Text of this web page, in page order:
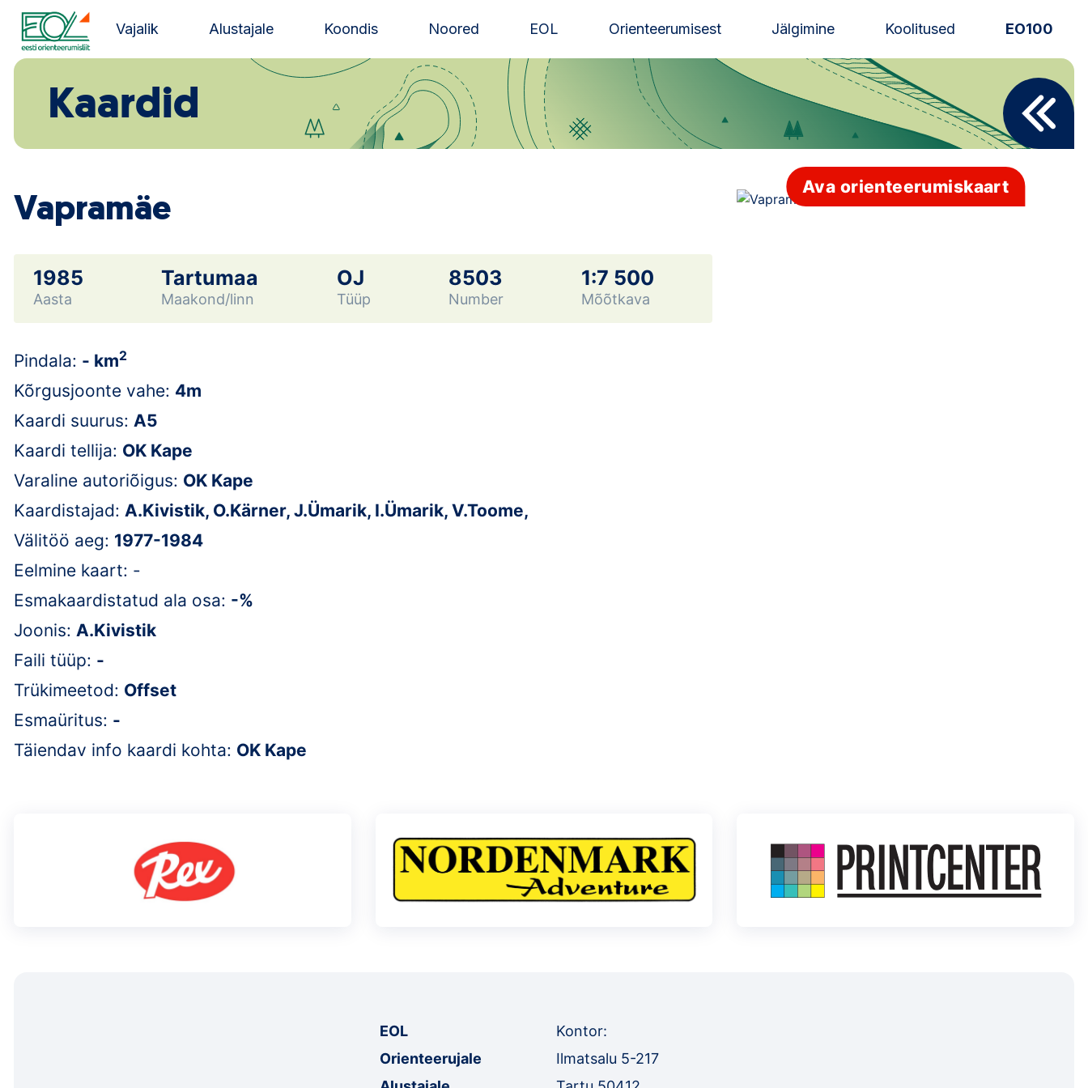
Liigu
juurde
Estonian Orienteering Federation
Vajalik Alustajale Koondis Noored EOL Orienteerumisest Jälgimine Koolitused EO100
Uudised
Alustajale
Eesti Orienteerumine 100!
Ajalugu
Kaardid
Vapramäe
1985
Aasta
Tartumaa
Maakond/linn
OJ
Tüüp
8503
Number
1:7 500
Mõõtkava
Pindala: - km2
Kõrgusjoonte vahe: 4m
Kaardi suurus: A5
Kaardi tellija: OK Kape
Varaline autoriõigus: OK Kape
Kaardistajad: A.Kivistik, O.Kärner, J.Ümarik, I.Ümarik, V.Toome,
Välitöö aeg: 1977-1984
Eelmine kaart: -
Esmakaardistatud ala osa: -%
Joonis: A.Kivistik
Faili tüüp: -
Trükimeetod: Offset
Esmaüritus: -
Täiendav info kaardi kohta: OK Kape
Ava orienteerumiskaart
EOL
Orienteerujale
Kontor:
Ilmatsalu 5-217